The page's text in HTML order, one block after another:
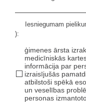
Iesniegumam
):
ģimenes ārsta
medicīniskās
informācija par
izraisījušās
atbilstoši spēkā
un veselības
personas